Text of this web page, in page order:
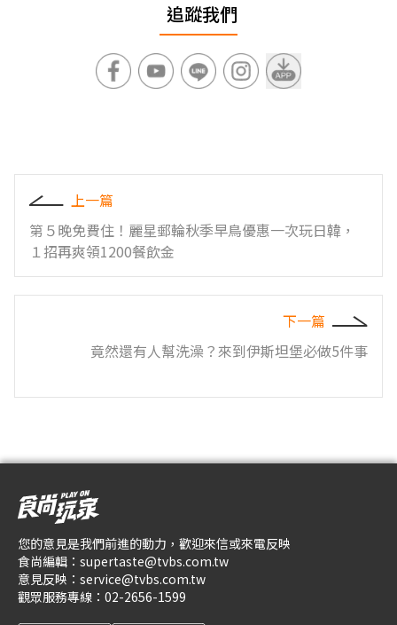
追蹤我們
上一篇
第５晚免費住！麗星郵輪秋季早鳥優惠一次玩日韓，
１招再爽領1200餐飲金
下一篇
竟然還有人幫洗澡？來到伊斯坦堡必做5件事
您的意見是我們前進的動力，歡迎來信或來電反映
食尚編輯： supertaste@tvbs.com.tw
意見反映： service@tvbs.com.tw
觀眾服務專線： 02-2656-1599